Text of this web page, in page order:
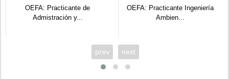
de
OEFA: Practicante Ingeniería
UGEL 05 Nº
prev next